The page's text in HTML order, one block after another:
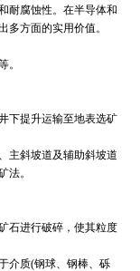
耐腐蚀性。在半导体和
方面的实用价值。
。
下提升运输至地表选矿
主斜坡道及辅助斜坡道
法。
石进行破碎，使其粒度
介质(钢球、钢棒、砾